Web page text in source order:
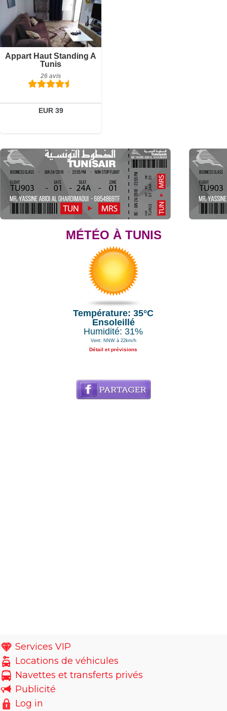
Appart Haut Standing A
Tunis
26 avis
EUR 39
26 avis
Détails
Réserver
MÉTÉO À TUNIS
Température: 35°C
Ensoleillé
Humidité: 31%
Vent: NNW à 22km/h
Détail et prévisions
Services VIP
Locations de véhicules
Navettes et transferts privés
Publicité
Log in